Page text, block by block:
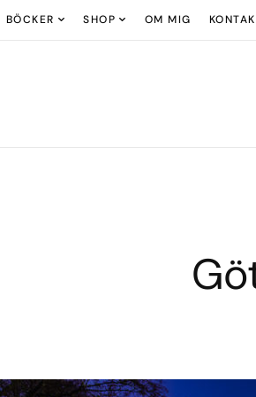
BÖCKER SHOP OM MIG